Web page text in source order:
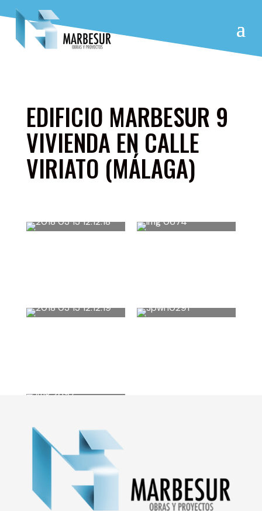
EDIFICIO MARBESUR 9
VIVIENDA EN CALLE
VIRIATO (MÁLAGA)